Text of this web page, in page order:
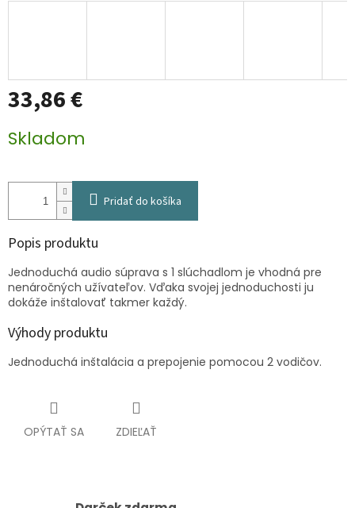
33,86 €
cena:
Skladom
Pridať do košíka
Popis produktu
Jednoduchá audio súprava s 1 slúchadlom je vhodná pre
nenáročných užívateľov. Vďaka svojej jednoduchosti ju
dokáže inštalovať takmer každý.
Výhody produktu
Jednoduchá inštalácia a prepojenie pomocou 2 vodičov.
OPÝTAŤ SA ZDIEĽAŤ